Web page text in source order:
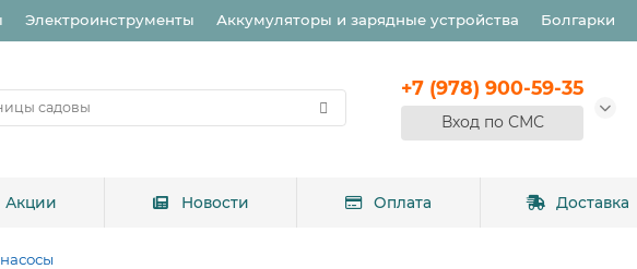
Электроинструменты Аккумуляторы и зарядные устройства Болгарки
+7 (978) 900-59-35
Вход по СМС
Акции Новости Оплата Доставка